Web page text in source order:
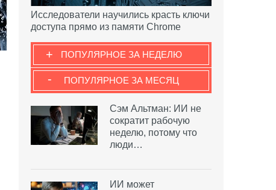
Исследователи научились красть ключи
доступа прямо из памяти Chrome
ПОПУЛЯРНОЕ ЗА НЕДЕЛЮ
+
ПОПУЛЯРНОЕ ЗА МЕСЯЦ
-
Сэм Альтман: ИИ не
сократит рабочую
неделю, потому что
люди…
ИИ может